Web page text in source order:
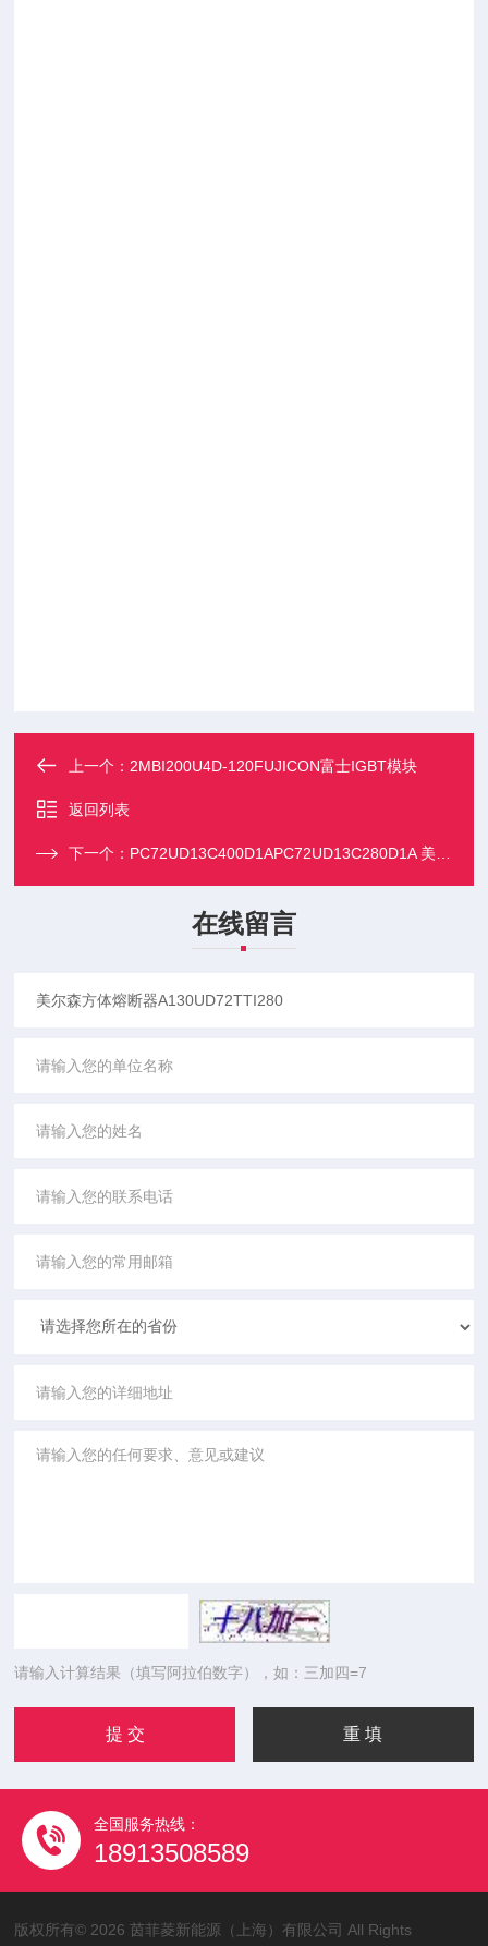
上一个： 2MBI200U4D-120FUJICON富士IGBT模块
返回列表
下一个： PC72UD13C400D1APC72UD13C280D1A 美尔森方体熔断器
在线留言
请输入计算结果（填写阿拉伯数字），如：三加四=7
全国服务热线：
18913508589
版权所有© 2026 茵菲菱新能源（上海）有限公司 All Rights